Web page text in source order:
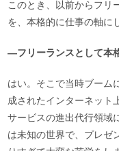
このとき、以前からフリ
を、本格的に仕事の軸に
―フリーランスとして本
はい。そこで当時ブーム
成されたインターネット
サービスの進出代行領域
は未知の世界で、プレゼ